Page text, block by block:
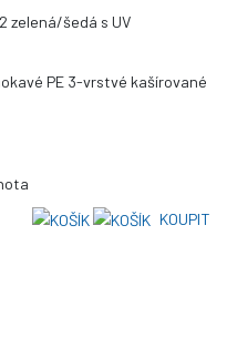
PE 3-vrstvé kašírované
KOUPIT